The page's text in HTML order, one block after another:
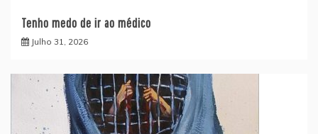
Tenho medo de ir ao médico
Julho 31, 2026